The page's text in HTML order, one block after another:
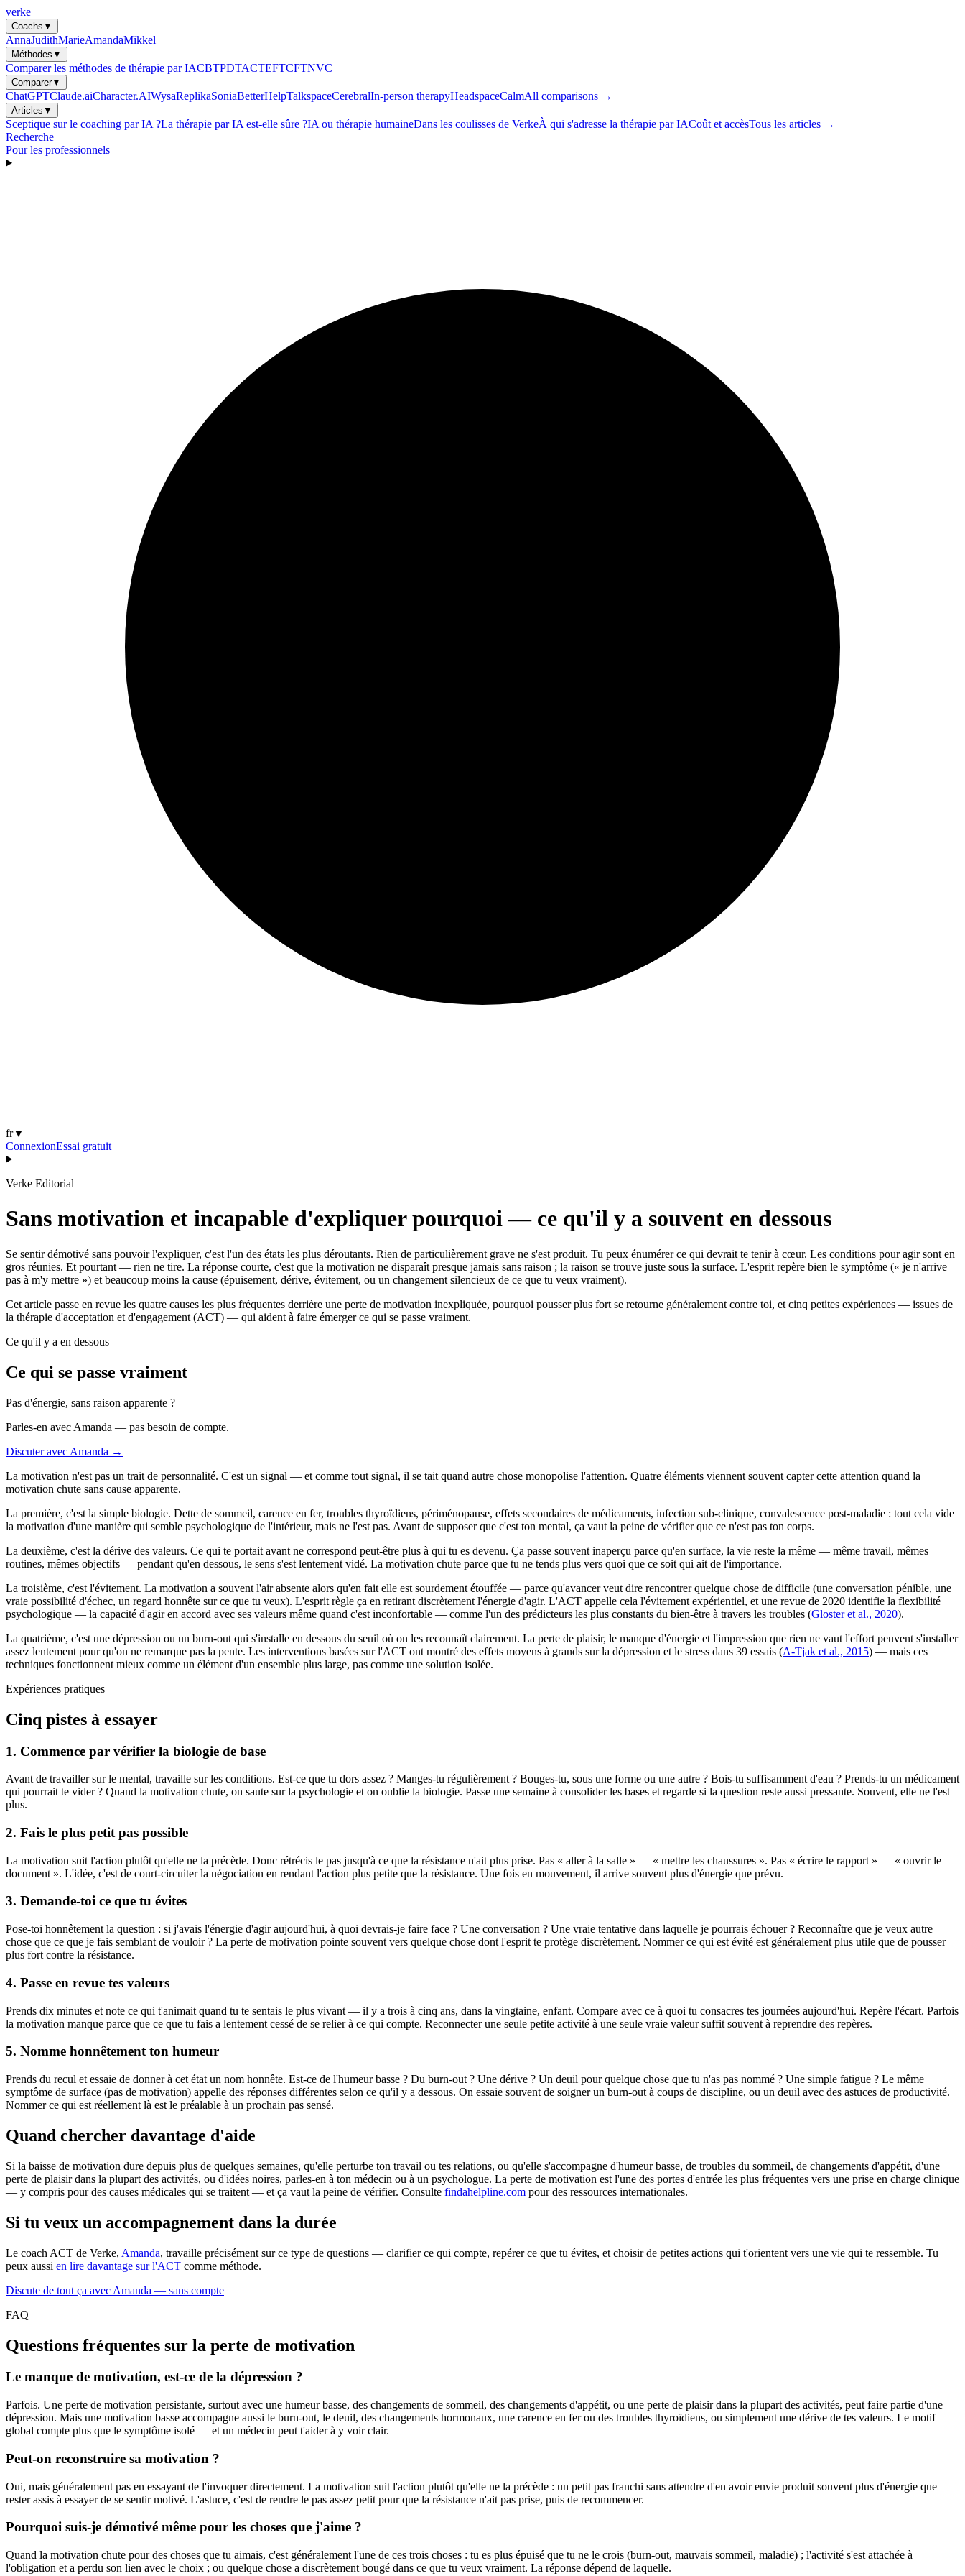
verke
Coachs ▼
AnnaJudithMarieAmandaMikkel
Méthodes ▼
Comparer les méthodes de thérapie par IACBTPDTACTEFTCFTNVC
Comparer▼
ChatGPTClaude.aiCharacter.AIWysaReplikaSoniaBetterHelpTalkspaceCerebralIn-person therapyHeadspaceCalmAll comparisons →
Articles ▼
Sceptique sur le coaching par IA ?La thérapie par IA est-elle sûre ?IA ou thérapie humaineDans les coulisses de VerkeÀ qui s'adresse la thérapie par IACoût et accèsTous les articles →
Recherche
Pour les professionnels
fr▼
ConnexionEssai gratuit
Verke Editorial
Sans motivation et incapable d'expliquer pourquoi — ce qu'il y a souvent en dessous
Se sentir démotivé sans pouvoir l'expliquer, c'est l'un des états les plus déroutants. Rien de particulièrement grave ne s'est produit. Tu peux énumérer ce qui devrait te tenir à cœur. Les conditions pour agir sont en
gros réunies. Et pourtant — rien ne tire. La réponse courte, c'est que la motivation ne disparaît presque jamais sans raison ; la raison se trouve juste sous la surface. L'esprit repère bien le symptôme (« je n'arrive
pas à m'y mettre ») et beaucoup moins la cause (épuisement, dérive, évitement, ou un changement silencieux de ce que tu veux vraiment).
Cet article passe en revue les quatre causes les plus fréquentes derrière une perte de motivation inexpliquée, pourquoi pousser plus fort se retourne généralement contre toi, et cinq petites expériences — issues de
la thérapie d'acceptation et d'engagement (ACT) — qui aident à faire émerger ce qui se passe vraiment.
Ce qu'il y a en dessous
Ce qui se passe vraiment
Pas d'énergie, sans raison apparente ?
Parles-en avec Amanda — pas besoin de compte.
Discuter avec Amanda →
La motivation n'est pas un trait de personnalité. C'est un signal — et comme tout signal, il se tait quand autre chose monopolise l'attention. Quatre éléments viennent souvent capter cette attention quand la
motivation chute sans cause apparente.
La première, c'est la simple biologie. Dette de sommeil, carence en fer, troubles thyroïdiens, périménopause, effets secondaires de médicaments, infection sub-clinique, convalescence post-maladie : tout cela vide
la motivation d'une manière qui semble psychologique de l'intérieur, mais ne l'est pas. Avant de supposer que c'est ton mental, ça vaut la peine de vérifier que ce n'est pas ton corps.
La deuxième, c'est la dérive des valeurs. Ce qui te portait avant ne correspond peut-être plus à qui tu es devenu. Ça passe souvent inaperçu parce qu'en surface, la vie reste la même — même travail, mêmes
routines, mêmes objectifs — pendant qu'en dessous, le sens s'est lentement vidé. La motivation chute parce que tu ne tends plus vers quoi que ce soit qui ait de l'importance.
La troisième, c'est l'évitement. La motivation a souvent l'air absente alors qu'en fait elle est sourdement étouffée — parce qu'avancer veut dire rencontrer quelque chose de difficile (une conversation pénible, une
vraie possibilité d'échec, un regard honnête sur ce que tu veux). L'esprit règle ça en retirant discrètement l'énergie d'agir. L'ACT appelle cela l'évitement expérientiel, et une revue de 2020 identifie la flexibilité
psychologique — la capacité d'agir en accord avec ses valeurs même quand c'est inconfortable — comme l'un des prédicteurs les plus constants du bien-être à travers les troubles (Gloster et al., 2020).
La quatrième, c'est une dépression ou un burn-out qui s'installe en dessous du seuil où on les reconnaît clairement. La perte de plaisir, le manque d'énergie et l'impression que rien ne vaut l'effort peuvent s'installer
assez lentement pour qu'on ne remarque pas la pente. Les interventions basées sur l'ACT ont montré des effets moyens à grands sur la dépression et le stress dans 39 essais (A-Tjak et al., 2015) — mais ces
techniques fonctionnent mieux comme un élément d'un ensemble plus large, pas comme une solution isolée.
Expériences pratiques
Cinq pistes à essayer
1. Commence par vérifier la biologie de base
Avant de travailler sur le mental, travaille sur les conditions. Est-ce que tu dors assez ? Manges-tu régulièrement ? Bouges-tu, sous une forme ou une autre ? Bois-tu suffisamment d'eau ? Prends-tu un médicament
qui pourrait te vider ? Quand la motivation chute, on saute sur la psychologie et on oublie la biologie. Passe une semaine à consolider les bases et regarde si la question reste aussi pressante. Souvent, elle ne l'est
plus.
2. Fais le plus petit pas possible
La motivation suit l'action plutôt qu'elle ne la précède. Donc rétrécis le pas jusqu'à ce que la résistance n'ait plus prise. Pas « aller à la salle » — « mettre les chaussures ». Pas « écrire le rapport » — « ouvrir le
document ». L'idée, c'est de court-circuiter la négociation en rendant l'action plus petite que la résistance. Une fois en mouvement, il arrive souvent plus d'énergie que prévu.
3. Demande-toi ce que tu évites
Pose-toi honnêtement la question : si j'avais l'énergie d'agir aujourd'hui, à quoi devrais-je faire face ? Une conversation ? Une vraie tentative dans laquelle je pourrais échouer ? Reconnaître que je veux autre
chose que ce que je fais semblant de vouloir ? La perte de motivation pointe souvent vers quelque chose dont l'esprit te protège discrètement. Nommer ce qui est évité est généralement plus utile que de pousser
plus fort contre la résistance.
4. Passe en revue tes valeurs
Prends dix minutes et note ce qui t'animait quand tu te sentais le plus vivant — il y a trois à cinq ans, dans la vingtaine, enfant. Compare avec ce à quoi tu consacres tes journées aujourd'hui. Repère l'écart. Parfois
la motivation manque parce que ce que tu fais a lentement cessé de se relier à ce qui compte. Reconnecter une seule petite activité à une seule vraie valeur suffit souvent à reprendre des repères.
5. Nomme honnêtement ton humeur
Prends du recul et essaie de donner à cet état un nom honnête. Est-ce de l'humeur basse ? Du burn-out ? Une dérive ? Un deuil pour quelque chose que tu n'as pas nommé ? Une simple fatigue ? Le même
symptôme de surface (pas de motivation) appelle des réponses différentes selon ce qu'il y a dessous. On essaie souvent de soigner un burn-out à coups de discipline, ou un deuil avec des astuces de productivité.
Nommer ce qui est réellement là est le préalable à un prochain pas sensé.
Quand chercher davantage d'aide
Si la baisse de motivation dure depuis plus de quelques semaines, qu'elle perturbe ton travail ou tes relations, ou qu'elle s'accompagne d'humeur basse, de troubles du sommeil, de changements d'appétit, d'une
perte de plaisir dans la plupart des activités, ou d'idées noires, parles-en à ton médecin ou à un psychologue. La perte de motivation est l'une des portes d'entrée les plus fréquentes vers une prise en charge clinique
— y compris pour des causes médicales qui se traitent — et ça vaut la peine de vérifier. Consulte findahelpline.com pour des ressources internationales.
Si tu veux un accompagnement dans la durée
Le coach ACT de Verke, Amanda, travaille précisément sur ce type de questions — clarifier ce qui compte, repérer ce que tu évites, et choisir de petites actions qui t'orientent vers une vie qui te ressemble. Tu
peux aussi en lire davantage sur l'ACT comme méthode.
Discute de tout ça avec Amanda — sans compte
FAQ
Questions fréquentes sur la perte de motivation
Le manque de motivation, est-ce de la dépression ?
Parfois. Une perte de motivation persistante, surtout avec une humeur basse, des changements de sommeil, des changements d'appétit, ou une perte de plaisir dans la plupart des activités, peut faire partie d'une
dépression. Mais une motivation basse accompagne aussi le burn-out, le deuil, des changements hormonaux, une carence en fer ou des troubles thyroïdiens, ou simplement une dérive de tes valeurs. Le motif
global compte plus que le symptôme isolé — et un médecin peut t'aider à y voir clair.
Peut-on reconstruire sa motivation ?
Oui, mais généralement pas en essayant de l'invoquer directement. La motivation suit l'action plutôt qu'elle ne la précède : un petit pas franchi sans attendre d'en avoir envie produit souvent plus d'énergie que
rester assis à essayer de se sentir motivé. L'astuce, c'est de rendre le pas assez petit pour que la résistance n'ait pas prise, puis de recommencer.
Pourquoi suis-je démotivé même pour les choses que j'aime ?
Quand la motivation chute pour des choses que tu aimais, c'est généralement l'une de ces trois choses : tu es plus épuisé que tu ne le crois (burn-out, mauvais sommeil, maladie) ; l'activité s'est attachée à
l'obligation et a perdu son lien avec le choix ; ou quelque chose a discrètement bougé dans ce que tu veux vraiment. La réponse dépend de laquelle.